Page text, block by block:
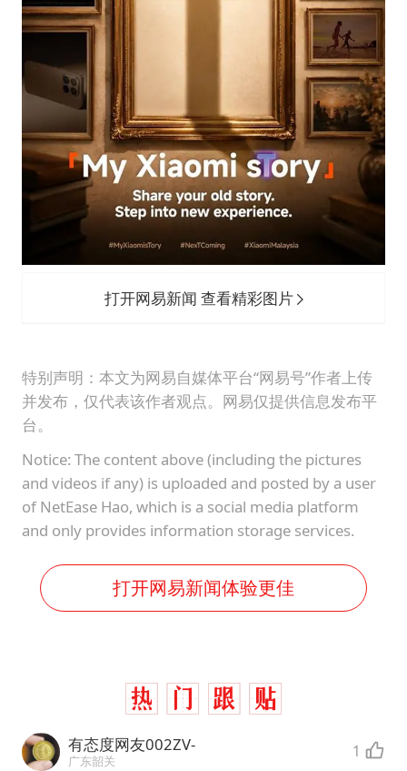
打开网易新闻 查看精彩图片
特别声明：本文为网易自媒体平台“网易号”作者上传
并发布，仅代表该作者观点。网易仅提供信息发布平
台。
Notice: The content above (including the pictures
and videos if any) is uploaded and posted by a user
of NetEase Hao, which is a social media platform
and only provides information storage services.
打开网易新闻体验更佳
有态度网友002ZV-
广东韶关 1